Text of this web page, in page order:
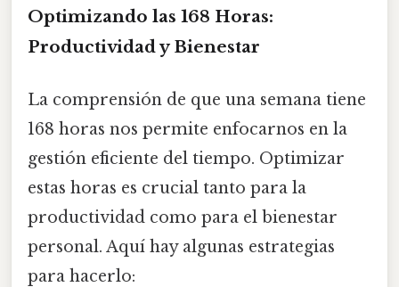
Optimizando las 168 Horas:
Productividad y Bienestar
La comprensión de que una semana tiene
168 horas nos permite enfocarnos en la
gestión eficiente del tiempo. Optimizar
estas horas es crucial tanto para la
productividad como para el bienestar
personal. Aquí hay algunas estrategias
para hacerlo: